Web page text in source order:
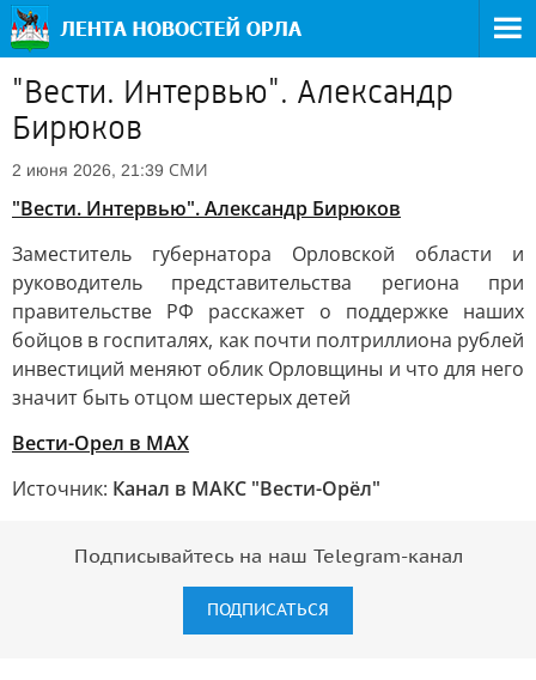
"Вести. Интервью". Александр
Бирюков
2 июня 2026, 21:39 СМИ
"Вести. Интервью". Александр Бирюков
Заместитель губернатора Орловской области и
руководитель представительства региона при
правительстве РФ расскажет о поддержке наших
бойцов в госпиталях, как почти полтриллиона рублей
инвестиций меняют облик Орловщины и что для него
значит быть отцом шестерых детей
Вести-Орел в МАХ
Источник: Канал в МАКС "Вести-Орёл"
Подписывайтесь на наш Telegram-канал
ПОДПИСАТЬСЯ